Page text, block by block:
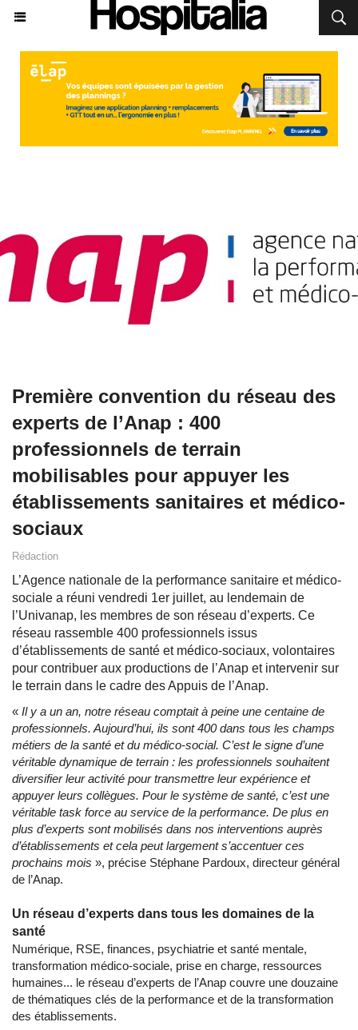
Première convention du réseau des
experts de l’Anap : 400
professionnels de terrain
mobilisables pour appuyer les
établissements sanitaires et médico-
sociaux
Rédaction
L’Agence nationale de la performance sanitaire et médico-
sociale a réuni vendredi 1er juillet, au lendemain de
l’Univanap, les membres de son réseau d’experts. Ce
réseau rassemble 400 professionnels issus
d’établissements de santé et médico-sociaux, volontaires
pour contribuer aux productions de l’Anap et intervenir sur
le terrain dans le cadre des Appuis de l’Anap.
« Il y a un an, notre réseau comptait à peine une centaine de
professionnels. Aujourd’hui, ils sont 400 dans tous les champs
métiers de la santé et du médico-social. C’est le signe d’une
véritable dynamique de terrain : les professionnels souhaitent
diversifier leur activité pour transmettre leur expérience et
appuyer leurs collègues. Pour le système de santé, c’est une
véritable task force au service de la performance. De plus en
plus d’experts sont mobilisés dans nos interventions auprès
d’établissements et cela peut largement s’accentuer ces
prochains mois », précise Stéphane Pardoux, directeur général
de l’Anap.
Un réseau d’experts dans tous les domaines de la
santé
Numérique, RSE, finances, psychiatrie et santé mentale,
transformation médico-sociale, prise en charge, ressources
humaines... le réseau d’experts de l’Anap couvre une douzaine
de thématiques clés de la performance et de la transformation
des établissements.